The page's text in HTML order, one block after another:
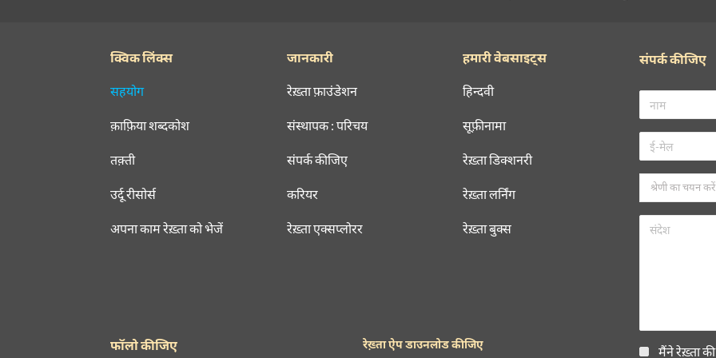
क्विक लिंक्स
सहयोग
क़ाफ़िया शब्दकोश
तक़्ती
उर्दू रीसोर्स
अपना काम रेख़्ता को भेजें
जानकारी
रेख़्ता फ़ाउंडेशन
संस्थापक : परिचय
संपर्क कीजिए
करियर
रेख़्ता एक्सप्लोरर
हमारी वेबसाइट्स
हिन्दवी
सूफ़ीनामा
रेख़्ता डिक्शनरी
रेख़्ता लर्निंग
रेख़्ता बुक्स
संपर्क कीजिए
मैंने रेख़्ता
फॉलो कीजिए रेख़्ता ऐप डाउनलोड कीजिए